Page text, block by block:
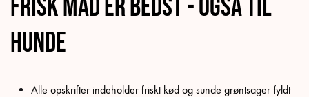
Frisk mad er bedst - også til
hunde
Alle opskrifter indeholder friskt kød og sunde grøntsager fyldt